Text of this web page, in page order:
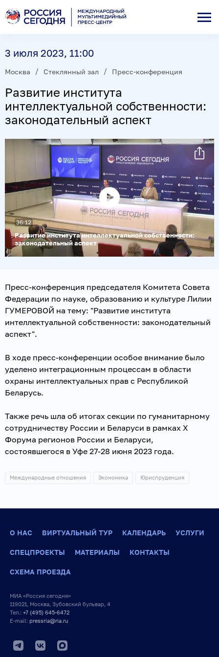
3 июля 2023, 11:00
Москва Стеклянный зал Пресс-конференция
Развитие института
интеллектуальной собственности:
законодательный аспект
Воспроизвести
Развитие института интеллектуальной собственности:
законодательный аспект
36:12
Пресс-конференция председателя Комитета Совета
Федерации по науке, образованию и культуре Лилии
ГУМЕРОВОЙ на тему: "Развитие института
интеллектуальной собственности: законодательный
аспект".
В ходе пресс-конференции особое внимание было
уделено интеграционным процессам в области
охраны интеллектуальных прав с Республикой
Беларусь.
Также речь шла об итогах секции по гуманитарному
сотрудничеству России и Беларуси в рамках Х
Форума регионов России и Беларуси,
состоявшегося в Уфе 27-28 июня 2023 года.
Международные отношения Экономика Юриспруденция
О НАС ВИРТУАЛЬНЫЙ ТУР КАЛЕНДАРЬ УСЛУГИ
СПЕЦПРОЕКТЫ МАТЕРИАЛЫ КОНТАКТЫ
СХЕМА ПРОЕЗДА
МИА «Россия сегодня»
119021, Москва, Зубовский бульвар, 4
Тел.: +7 (495) 645-6472
E-mail: pressria@ria.ru